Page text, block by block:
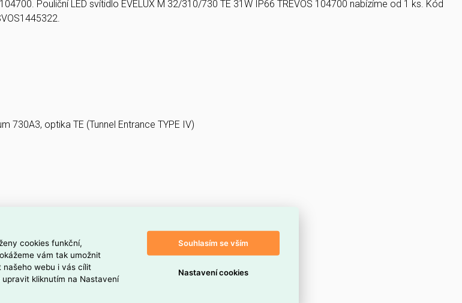
Pouliční LED svítidlo EVELUX M 32/310/730 TE 31W IP66 TREVOS 104700 nabízíme od 1 ks. Kód
730A3, optika TE (Tunnel Entrance TYPE IV)
cookies funkční,
vám tak umožnit
našeho webu i vás cílit
kliknutím na Nastavení
Souhlasím se vším
Nastavení cookies